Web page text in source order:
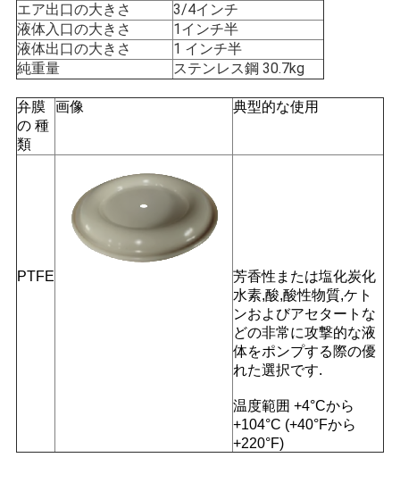
せ
ニ
ュ
ー
べ
エア出口の大きさ 3/4インチ
液体入口の大きさ 1インチ半
液体出口の大きさ 1 インチ半
純重量 ステンレス鋼 30.7kg
弁膜
の 種
類
画像 典型的な使用
PTFE
芳香性または塩化炭化
水素,酸,酸性物質,ケト
ンおよびアセタートな
どの非常に攻撃的な液
体をポンプする際の優
れた選択です.
温度範囲 +4°Cから
+104°C (+40°Fから
+220°F)